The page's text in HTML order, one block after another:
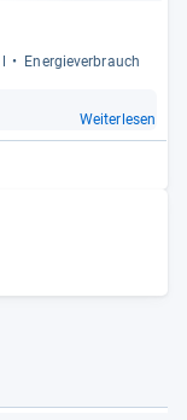
Ener­gie­ver­brauch
Weiterlesen